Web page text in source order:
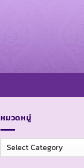
หมวดหมู่
หมวด
หมู่